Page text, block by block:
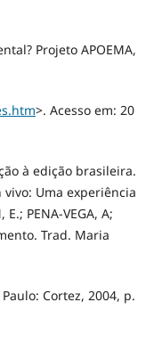
Projeto APOEMA,
>. Acesso em: 20
à edição brasileira.
vivo: Uma experiência
PENA-VEGA, A;
Trad. Maria
Cortez, 2004, p.